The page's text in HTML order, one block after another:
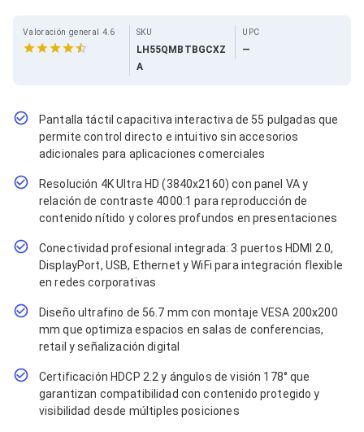
Accesorios para Cables
Jacks de Red
Pinzas Ponchadoras
Probadores de Cable
Cortadoras de Cable
Protectores para Cables
Cables para Impresoras
Bobinas
Cableado Estructurado
Sujetadores de Cables
Cinchos
Adaptadores
Adaptadores PC
Adaptadores PC Serial
Adaptadores PC SATA
Adaptadores PC IDE
Bluetooth
Adaptadores Video
Adaptadores Video DisplayPort
Valoración general 4.6 SKU
LH55QMBTBGCXZ
A
UPC
—
Pantalla táctil capacitiva interactiva de 55 pulgadas que
permite control directo e intuitivo sin accesorios
adicionales para aplicaciones comerciales
Resolución 4K Ultra HD (3840x2160) con panel VA y
relación de contraste 4000:1 para reproducción de
contenido nítido y colores profundos en presentaciones
Conectividad profesional integrada: 3 puertos HDMI 2.0,
DisplayPort, USB, Ethernet y WiFi para integración flexible
en redes corporativas
Diseño ultrafino de 56.7 mm con montaje VESA 200x200
mm que optimiza espacios en salas de conferencias,
retail y señalización digital
Certificación HDCP 2.2 y ángulos de visión 178° que
garantizan compatibilidad con contenido protegido y
visibilidad desde múltiples posiciones